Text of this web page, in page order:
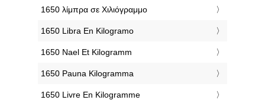
‎1650 λίμπρα σε Χιλιόγραμμο
‎1650 Libra En Kilogramo
‎1650 Nael Et Kilogramm
‎1650 Pauna Kilogramma
‎1650 Livre En Kilogramme